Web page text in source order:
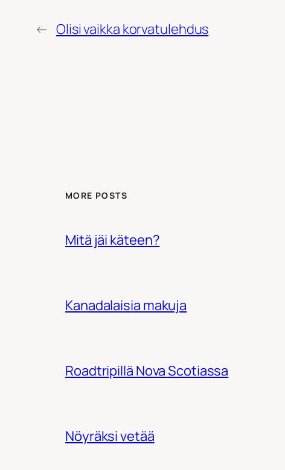
← Olisi vaikka korvatulehdus
MORE POSTS
Mitä jäi käteen?
Kanadalaisia makuja
Roadtripillä Nova Scotiassa
Nöyräksi vetää